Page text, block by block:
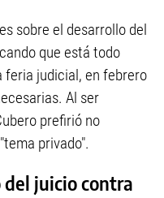
sobre el desarrollo del
que está todo
feria judicial, en febrero
Al ser
prefirió no
privado".
del juicio contra